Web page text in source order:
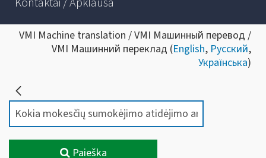
VMI Machine translation / VMI Машинный перевод /
VMI Машинний переклад (English, Русский,
Українська)
Paieška